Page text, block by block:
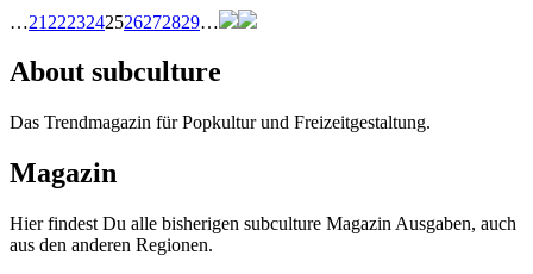
…21 2223242526272829…
About subculture
Das Trendmagazin für Popkultur und Freizeitgestaltung.
Magazin
Hier findest Du alle bisherigen subculture Magazin Ausgaben, auch
aus den anderen Regionen.